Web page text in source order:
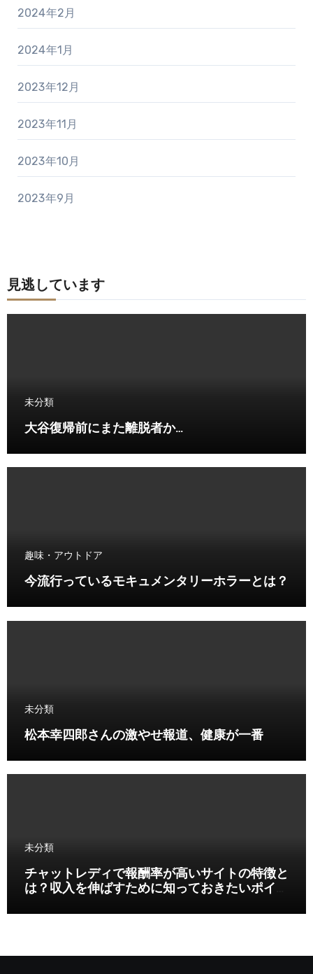
2024年2月
2024年1月
2023年12月
2023年11月
2023年10月
2023年9月
見逃しています
未分類
大谷復帰前にまた離脱者か…
趣味・アウトドア
今流行っているモキュメンタリーホラーとは？
未分類
松本幸四郎さんの激やせ報道、健康が一番
未分類
チャットレディで報酬率が高いサイトの特徴と
は？収入を伸ばすために知っておきたいポイン